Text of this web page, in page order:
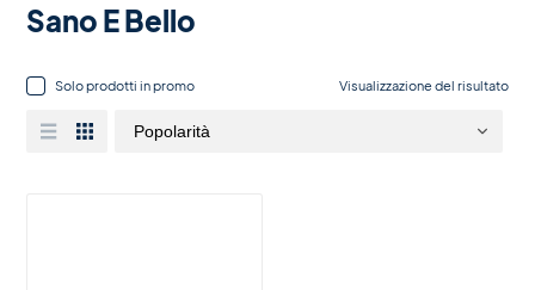
Sano E Bello
Solo prodotti in promo Visualizzazione del risultato